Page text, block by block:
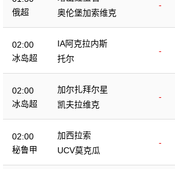
俄超
-
奥伦堡加索维克
02:00
冰岛超
IA阿克拉内斯
-
托尔
02:00
冰岛超
加尔扎拜尔星
-
凯夫拉维克
02:00
秘鲁甲
加西拉索
-
UCV莫克瓜